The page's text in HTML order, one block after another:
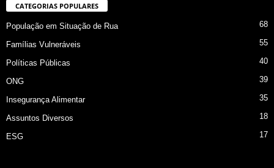
CATEGORIAS POPULARES
População em Situação de Rua 68
Famílias Vulneráveis 55
Políticas Públicas 40
ONG 39
Insegurança Alimentar 35
Assuntos Diversos 18
ESG 17